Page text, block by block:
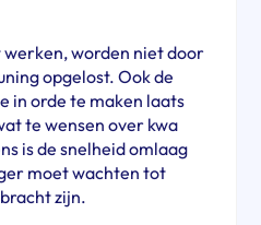
werken, worden niet door
opgelost. Ook de
in orde te maken laats
te wensen over kwa
is de snelheid omlaag
moet wachten tot
zijn.